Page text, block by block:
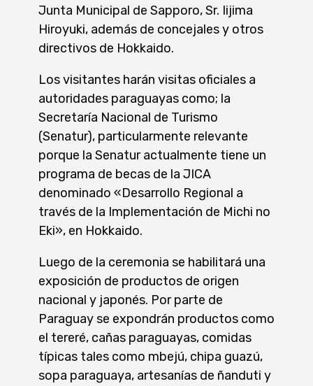
Junta Municipal de Sapporo, Sr. Iijima
Hiroyuki, además de concejales y otros
directivos de Hokkaido.
Los visitantes harán visitas oficiales a
autoridades paraguayas como; la
Secretaría Nacional de Turismo
(Senatur), particularmente relevante
porque la Senatur actualmente tiene un
programa de becas de la JICA
denominado «Desarrollo Regional a
través de la Implementación de Michi no
Eki», en Hokkaido.
Luego de la ceremonia se habilitará una
exposición de productos de origen
nacional y japonés. Por parte de
Paraguay se expondrán productos como
el tereré, cañas paraguayas, comidas
típicas tales como mbejú, chipa guazú,
sopa paraguaya, artesanías de ñanduti y